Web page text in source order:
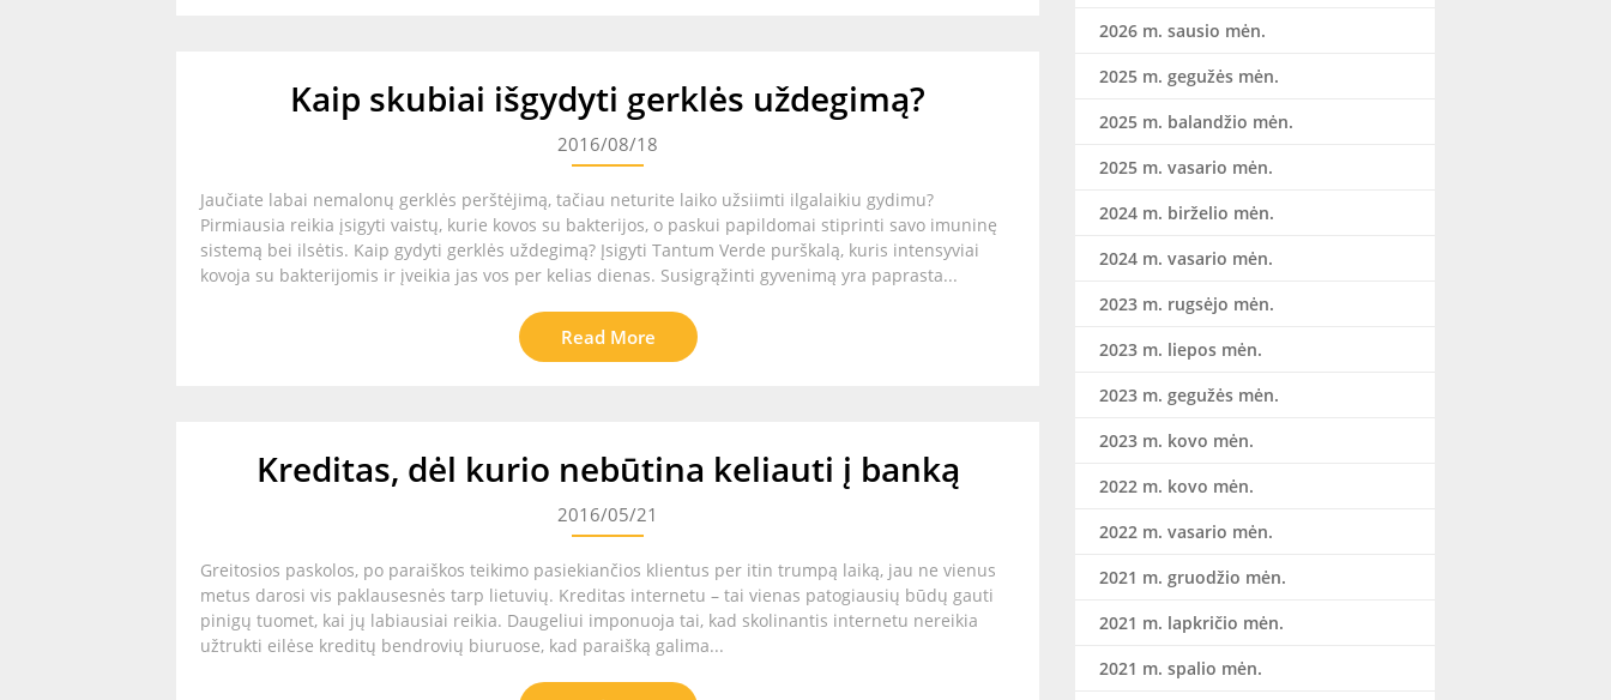
Kaip skubiai išgydyti gerklės uždegimą?
2016/08/18
Jaučiate labai nemalonų gerklės perštėjimą, tačiau neturite laiko užsiimti ilgalaikiu gydimu?
Pirmiausia reikia įsigyti vaistų, kurie kovos su bakterijos, o paskui papildomai stiprinti savo imuninę
sistemą bei ilsėtis. Kaip gydyti gerklės uždegimą? Įsigyti Tantum Verde purškalą, kuris intensyviai
kovoja su bakterijomis ir įveikia jas vos per kelias dienas. Susigrąžinti gyvenimą yra paprasta...
Read More
Kreditas, dėl kurio nebūtina keliauti į banką
2016/05/21
Greitosios paskolos, po paraiškos teikimo pasiekiančios klientus per itin trumpą laiką, jau ne vienus
metus darosi vis paklausesnės tarp lietuvių. Kreditas internetu – tai vienas patogiausių būdų gauti
pinigų tuomet, kai jų labiausiai reikia. Daugeliui imponuoja tai, kad skolinantis internetu nereikia
užtrukti eilėse kreditų bendrovių biuruose, kad paraišką galima...
2026 m. sausio mėn.
2025 m. gegužės mėn.
2025 m. balandžio mėn.
2025 m. vasario mėn.
2024 m. birželio mėn.
2024 m. vasario mėn.
2023 m. rugsėjo mėn.
2023 m. liepos mėn.
2023 m. gegužės mėn.
2023 m. kovo mėn.
2022 m. kovo mėn.
2022 m. vasario mėn.
2021 m. gruodžio mėn.
2021 m. lapkričio mėn.
2021 m. spalio mėn.